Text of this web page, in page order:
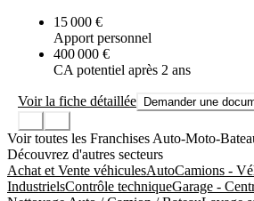
15 000 €
Apport personnel
400 000 €
CA potentiel après 2 ans
Voir la fiche détaillée Demander une
Voir toutes les Franchises Auto-Moto-
Découvrez d'autres secteurs
Achat et Vente véhiculesAutoCamions -
IndustrielsContrôle techniqueGarage -